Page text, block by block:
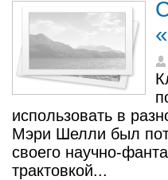
использовать в
Мэри Шелли был
своего научно-
трактовкой...